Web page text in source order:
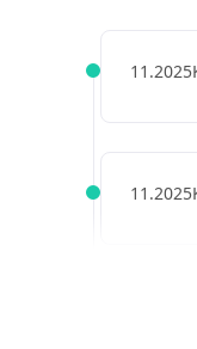
11.2025
11.2025